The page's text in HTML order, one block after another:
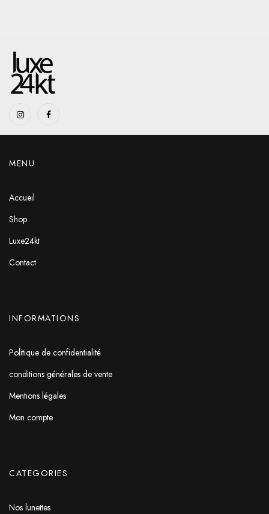
MENU
Accueil
Shop
Luxe24kt
Contact
INFORMATIONS
Politique de confidentialité
conditions générales de vente
Mentions légales
Mon compte
CATEGORIES
Nos lunettes